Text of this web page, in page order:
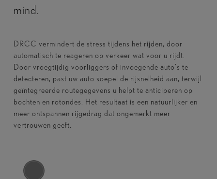
mind.
DRCC vermindert de stress tijdens het rijden, door
automatisch te reageren op verkeer wat voor u rijdt.
Door vroegtijdig voorliggers of invoegende auto's te
detecteren, past uw auto soepel de rijsnelheid aan, terwijl
geïntegreerde routegegevens u helpt te anticiperen op
bochten en rotondes. Het resultaat is een natuurlijker en
meer ontspannen rijgedrag dat ongemerkt meer
vertrouwen geeft.